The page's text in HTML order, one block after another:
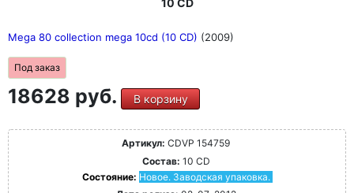
10 CD
Mega 80 collection mega 10cd (10 CD) (2009)
Под заказ
18628 руб. В корзину
Артикул: CDVP 154759
Состав: 10 CD
Состояние: Новое. Заводская упаковка.